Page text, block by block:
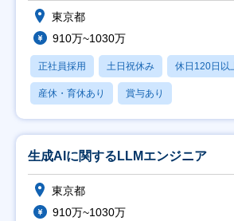
東京都
910万~1030万
正社員採用 土日祝休み 休日120日以
産休・育休あり 賞与あり
生成AIに関するLLMエンジニア
東京都
910万~1030万